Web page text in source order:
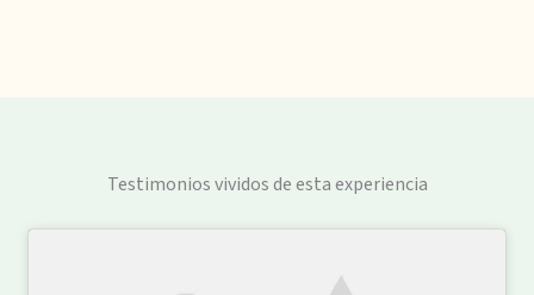
Testimonios vividos de esta experiencia